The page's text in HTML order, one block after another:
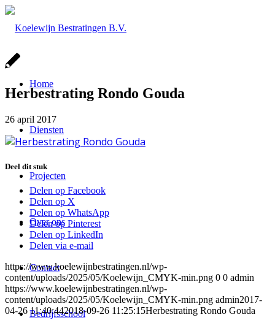
Home
Diensten
Projecten
Over ons
Contact
Bedrijfsschool
Herbestrating Rondo Gouda
26 april 2017
Deel dit stuk
Delen op Facebook
Delen op X
Delen op WhatsApp
Delen op Pinterest
Delen op LinkedIn
Delen via e-mail
https://www.koelewijnbestratingen.nl/wp-
content/uploads/2025/05/Koelewijn_CMYK-min.png 0 0 admin
https://www.koelewijnbestratingen.nl/wp-
content/uploads/2025/05/Koelewijn_CMYK-min.png admin2017-
04-26 11:40:442018-09-26 11:25:15Herbestrating Rondo Gouda